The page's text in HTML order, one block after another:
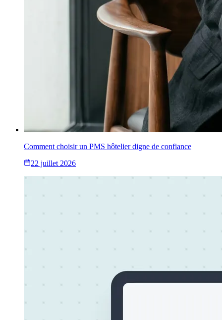
Comment choisir un PMS hôtelier digne de confiance
22 juillet 2026